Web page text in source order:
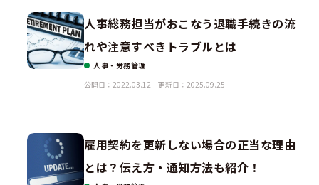
人事総務担当がおこなう退職手続きの流
れや注意すべきトラブルとは
人事・労務管理
公開日：2022.03.12
更新日：2025.09.25
雇用契約を更新しない場合の正当な理由
とは？伝え方・通知方法も紹介！